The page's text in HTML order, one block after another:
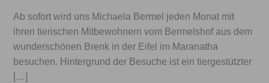
Ab sofort wird uns Michaela Bermel jeden Monat mit
ihren tierischen Mitbewohnern vom Bermelshof aus dem
wunderschönen Brenk in der Eifel im Maranatha
besuchen. Hintergrund der Besuche ist ein tiergestützter
[…]